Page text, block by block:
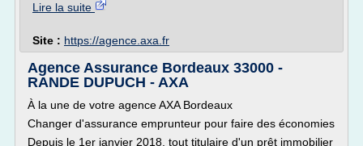
Lire la suite
Site : https://agence.axa.fr
Agence Assurance Bordeaux 33000 -
RANDE DUPUCH - AXA
À la une de votre agence AXA Bordeaux
Changer d'assurance emprunteur pour faire des économies
Depuis le 1er janvier 2018, tout titulaire d'un prêt immobilier